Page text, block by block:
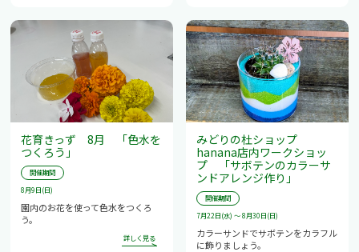
花育きっず 8月 「色水を
つくろう」
開催期間
8月9日(日)
園内のお花を使って色水をつくろ
う。
みどりの杜ショップ
hanana店内ワークショッ
プ 「サボテンのカラーサ
ンドアレンジ作り」
開催期間
7月22日(水) ～ 8月30日(日)
カラーサンドでサボテンをカラフル
に飾りましょう。